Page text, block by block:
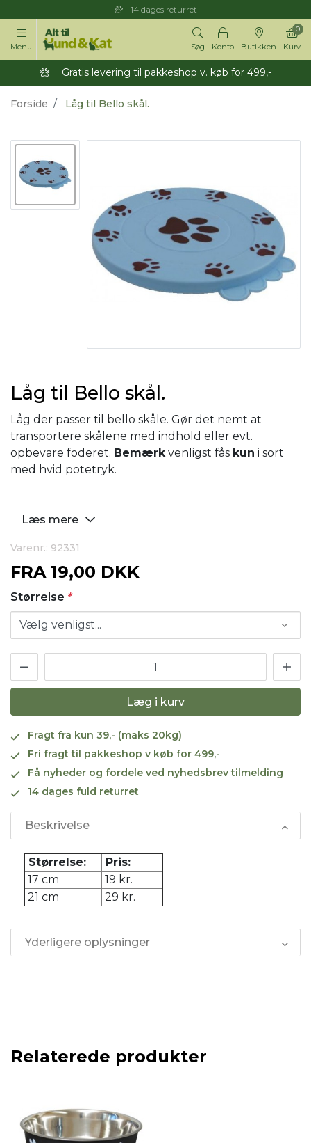
14 dages returret
Menu Søg Konto Butikken Kurv
0
Gratis levering til pakkeshop v. køb for 499,-
Forside Låg til Bello skål.
Låg til Bello skål.
Låg der passer til bello skåle. Gør det nemt at
transportere skålene med indhold eller evt.
opbevare foderet. Bemærkvenligst fås kun i sort
med hvid potetryk.
Læs mere
Varenr.: 92331
FRA 19,00 DKK
Størrelse *
Læg i kurv
Fragt fra kun 39,- (maks 20kg)
Fri fragt til pakkeshop v køb for 499,-
Få nyheder og fordele ved nyhedsbrev tilmelding
14 dages fuld returret
Beskrivelse
Størrelse:
Pris:
17 cm
19 kr.
21 cm
29 kr.
Yderligere oplysninger
Relaterede produkter